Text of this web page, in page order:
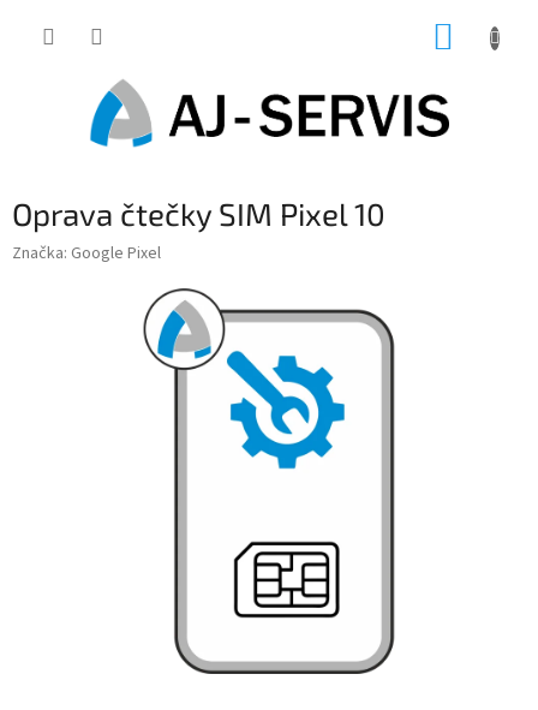
Oprava čtečky SIM Pixel 10
Značka: Google Pixel